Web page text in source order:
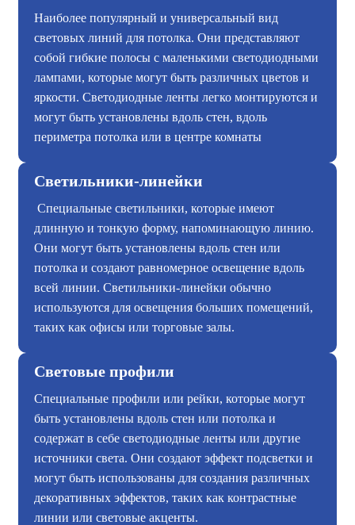
Наиболее популярный и универсальный вид
световых линий для потолка. Они представляют
собой гибкие полосы с маленькими светодиодными
лампами, которые могут быть различных цветов и
яркости. Светодиодные ленты легко монтируются и
могут быть установлены вдоль стен, вдоль
периметра потолка или в центре комнаты
Светильники-линейки
Специальные светильники, которые имеют
длинную и тонкую форму, напоминающую линию.
Они могут быть установлены вдоль стен или
потолка и создают равномерное освещение вдоль
всей линии. Светильники-линейки обычно
используются для освещения больших помещений,
таких как офисы или торговые залы.
Световые профили
Специальные профили или рейки, которые могут
быть установлены вдоль стен или потолка и
содержат в себе светодиодные ленты или другие
источники света. Они создают эффект подсветки и
могут быть использованы для создания различных
декоративных эффектов, таких как контрастные
линии или световые акценты.